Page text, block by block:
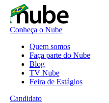
Conheça o Nube
Quem somos
Faça parte do Nube
Blog
TV Nube
Feira de Estágios
Candidato